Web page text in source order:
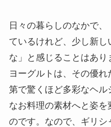
日々の暮らしのなかで
ているけれど、少し新
な」と感じることはあり
ヨーグルトは、その優
第で驚くほど多彩なヘ
なお料理の素材へと姿
のです。なので、ギリシ